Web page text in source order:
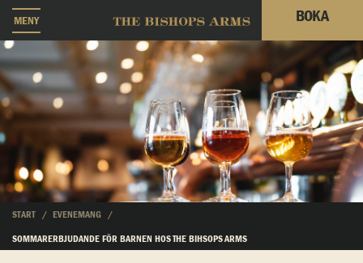
MENY BOKA
START EVENEMANG
SOMMARERBJUDANDE FÖR BARNEN HOS THE BIHSOPS ARMS